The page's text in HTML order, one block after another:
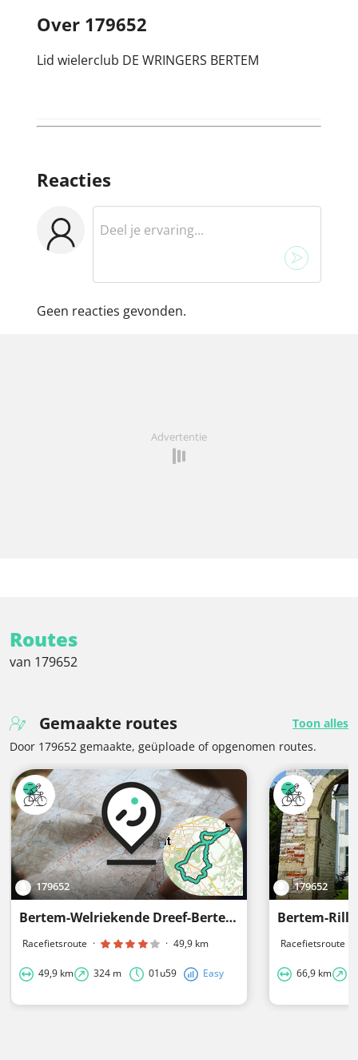
Over 179652
Lid wielerclub DE WRINGERS BERTEM
Reacties
Geen reacties gevonden.
Advertentie
Routes
van 179652
Gemaakte routes
Toon alles
Door 179652 gemaakte, geüploade of opgenomen routes.
179652
Bertem-Welriekende Dreef-Bertem
Racefietsroute · · 49,9 km
49,9 km 324 m 01u59 Easy
179652
Bertem-
Racefietsroute
66,9 km